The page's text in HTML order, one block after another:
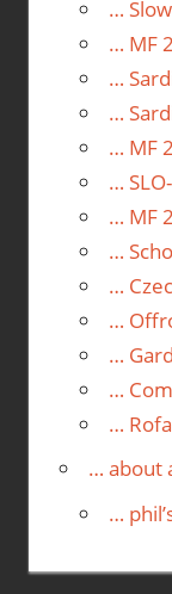
…
… MF
…
…
… MF
…
… MF
…
…
…
…
…
…
… about
…